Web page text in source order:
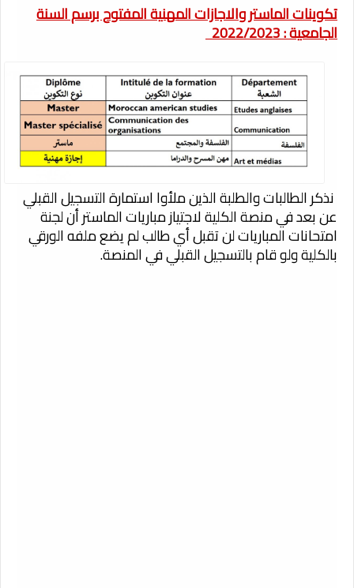
تكوينات الماستر والاجازات المهنية المفتوح برسم السنة
الجامعية : 2022/2023
نذكر الطالبات والطلبة الذين ملأوا استمارة التسجيل القبلي
عن بعد في منصة الكلية لاجتياز مباريات الماستر أن لجنة
امتحانات المباريات لن تقبل أي طالب لم يضع ملفه الورقي
بالكلية ولو قام بالتسجيل القبلي في المنصة.